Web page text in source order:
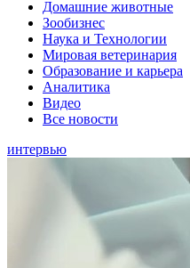
Домашние животные
Зообизнес
Наука и Технологии
Мировая ветеринария
Образование и карьера
Аналитика
Видео
Все новости
интервью